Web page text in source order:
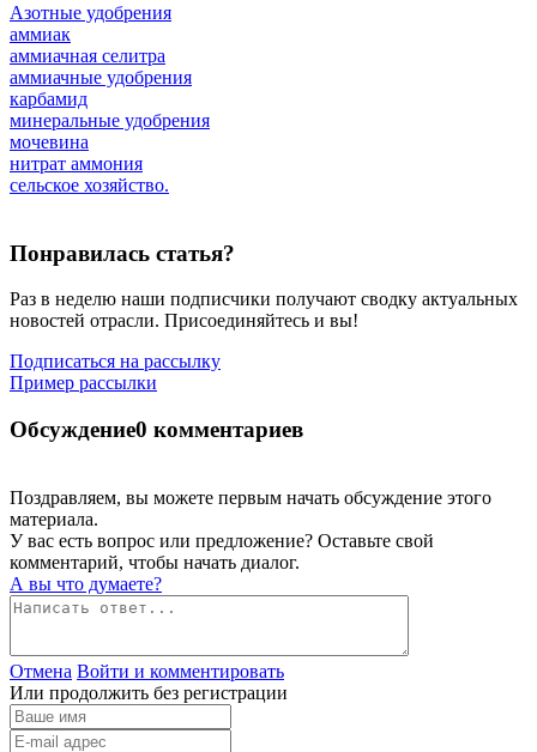
Азотные удобрения
аммиак
аммиачная селитра
аммиачные удобрения
карбамид
минеральные удобрения
мочевина
нитрат аммония
сельское хозяйство.
Понравилась статья?
Раз в неделю наши подписчики получают сводку актуальных
новостей отрасли. Присоединяйтесь и вы!
Подписаться на рассылку
Пример рассылки
Обсуждение0 комментариев
Поздравляем, вы можете первым начать обсуждение этого
материала.
У вас есть вопрос или предложение? Оставьте свой
комментарий, чтобы начать диалог.
А вы что думаете?
Отмена Войти и комментировать
Или продолжить без регистрации